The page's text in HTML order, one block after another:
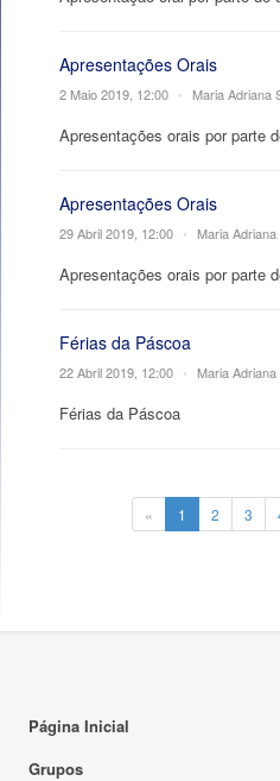
Apresentações Orais
2 Maio 2019, 12:00 • Maria Adriana
Apresentações orais por parte
Apresentações Orais
29 Abril 2019, 12:00 • Maria
Apresentações orais por parte
Férias da Páscoa
22 Abril 2019, 12:00 • Maria
Férias da Páscoa
« 1 2 3
Página Inicial
Grupos